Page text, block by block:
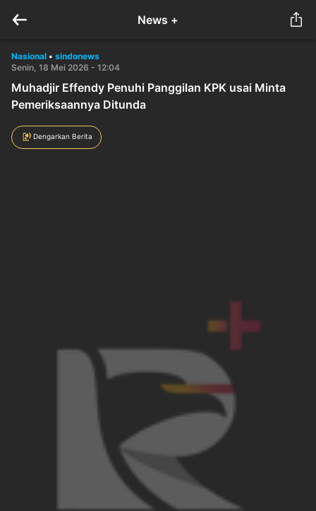
News +
Nasional • sindonews
Senin, 18 Mei 2026 - 12:04
Muhadjir Effendy Penuhi Panggilan KPK usai Minta
Pemeriksaannya Ditunda
Dengarkan Berita